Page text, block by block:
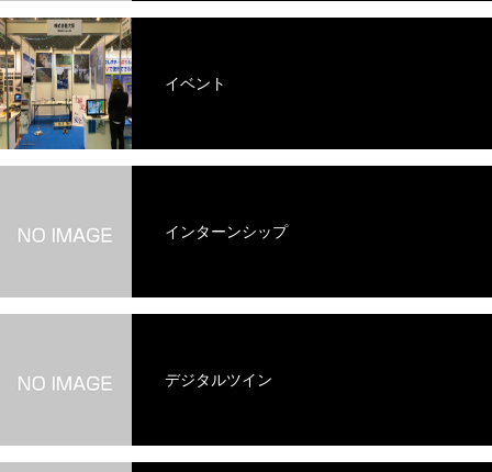
イベント
インターンシップ
デジタルツイン